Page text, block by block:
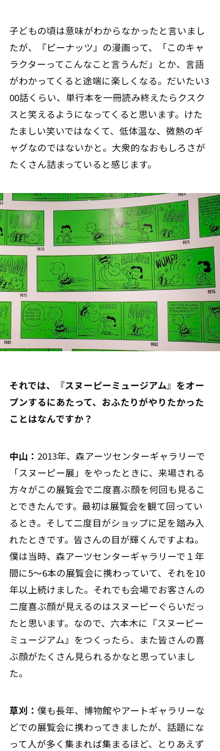
子どもの頃は意味がわからなかったと言いまし
たが、『ピーナッツ』の漫画って、「このキャ
ラクターってこんなこと言うんだ」とか、言語
がわかってくると途端に楽しくなる。だいたい3
00話くらい、単行本を一冊読み終えたらクスク
スと笑えるようになってくると思います。けた
たましい笑いではなくて、低体温な、微熱のギ
ャグなのではないかと。大衆的なおもしろさが
たくさん詰まっていると感じます。
――それでは、『スヌーピーミュージアム』をオー
プンするにあたって、おふたりがやりたかった
ことはなんですか？
中山： 2013年、森アーツセンターギャラリーで
「スヌーピー展」をやったときに、来場される
方々がこの展覧会で二度喜ぶ顔を何回も見るこ
とできたんです。最初は展覧会を観て回ってい
るとき。そして二度目がショップに足を踏み入
れたときです。皆さんの目が輝くんですよね。
僕は当時、森アーツセンターギャラリーで１年
間に5〜6本の展覧会に携わっていて、それを10
年以上続けました。それでも会場でお客さんの
二度喜ぶ顔が見えるのはスヌーピーぐらいだっ
たと思います。なので、六本木に『スヌーピー
ミュージアム』をつくったら、また皆さんの喜
ぶ顔がたくさん見られるかなと思っていまし
た。
草刈：僕も長年、博物館やアートギャラリーな
どでの展覧会に携わってきましたが、話題にな
って人が多く集まれば集まるほど、とりあえず